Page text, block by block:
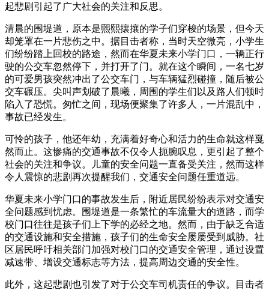
起悲剧引起了广大社会的关注和反思。
清晨的围堤道，原本是熙熙攘攘的学子们穿梭的场景，但今天
却笼罩在一片悲伤之中。据目击者称，当时天空微亮，小学生
们纷纷踏上回校的路途，然而在华夏未来小学门口，一辆正行
驶的公交车忽然停下，并打开了门。就在这个瞬间，一名七岁
的可爱男孩突然冲出了公交车门，与车辆猛烈碰撞，随后被公
交车碾压。尖叫声划破了晨曦，周围的学生们以及路人们顿时
陷入了恐慌。匆忙之间，现场便聚集了许多人，一片混乱中，
事故已经发生。
可怜的孩子，他还年幼，充满着好奇心和活力的生命就这样戛
然而止。这惨痛的交通事故不仅令人扼腕叹息，更引起了整个
社会的关注和争议。儿童的安全问题一直备受关注，然而这样
令人震惊的悲剧再次提醒我们，交通安全问题任重道远。
华夏未来小学门口的事故发生后，附近居民纷纷表示对交通安
全问题感到忧虑。围堤道是一条繁忙的车流量大的道路，而学
校门口往往是孩子们上下学的必经之地。然而，由于缺乏合适
的交通设施和安全措施，孩子们的生命安全屡屡受到威胁。社
区居民呼吁相关部门加强对校门口的交通安全管理，通过设置
减速带、增设交通标志等方法，提高周边交通的安全性。
此外，这起悲剧也引发了对于公交车司机责任的争议。目击者